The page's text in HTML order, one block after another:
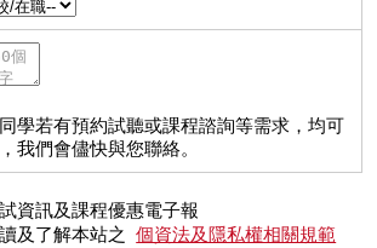
學若有預約試聽或課程諮詢等需求，均可
我們會儘快與您聯絡。
資訊及課程優惠電子報
及了解本站之
個資法及隱私權相關規範